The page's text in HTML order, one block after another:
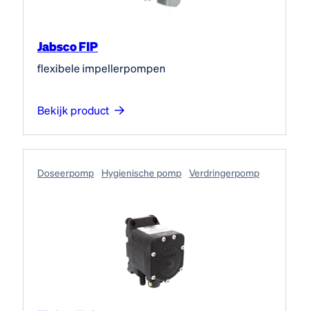
Jabsco FIP
flexibele impellerpompen
Bekijk product
Doseerpomp Hygienische pomp Verdringerpomp